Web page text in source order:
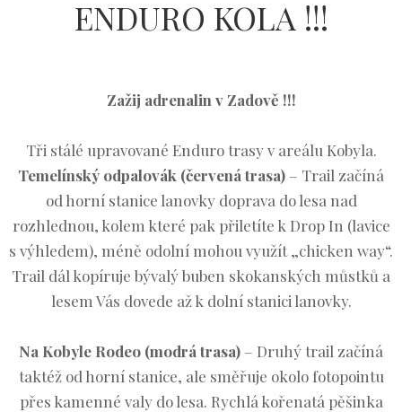
ENDURO KOLA !!!
Zažij adrenalin v Zadově !!!
Tři stálé upravované Enduro trasy v areálu Kobyla.
Temelínský odpalovák (červená trasa) – Trail začíná
od horní stanice lanovky doprava do lesa nad
rozhlednou, kolem které pak přiletíte k Drop In (lavice
s výhledem), méně odolní mohou využít „chicken way“.
Trail dál kopíruje bývalý buben skokanských můstků a
lesem Vás dovede až k dolní stanici lanovky.
Na Kobyle Rodeo (modrá trasa) – Druhý trail začíná
taktéž od horní stanice, ale směřuje okolo fotopointu
přes kamenné valy do lesa. Rychlá kořenatá pěšinka